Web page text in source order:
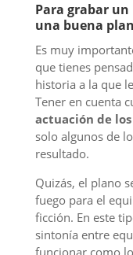
Para grabar un
una buena
Es muy
que tienes
historia a la que
Tener en cuenta
actuación de
solo algunos de
resultado.
Quizás, el plano
fuego para el
ficción. En este
sintonía entre
funcionar como